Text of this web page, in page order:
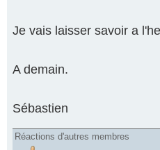
Je vais laisser savoir a
A demain.
Sébastien
Réactions d'autres membres